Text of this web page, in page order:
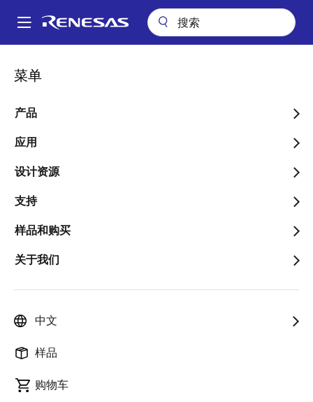
到
Main
菜单
产品
应用
设计资源
支持
样品和购买
关于我们
中文
样品
购物车
面
包
屑
跳转至页面部分：
概述
概
述
描
述
此款面向人形机器人的完整电池管理与功率控制系统集
成了电芯均衡与监测、充放电保护、电池组电压与电流
检测、电池组控制、通信、辅助电源及主动冷却功能。